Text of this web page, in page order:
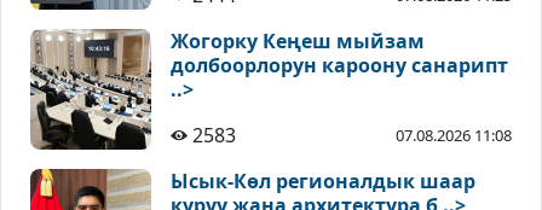
Жогорку Кеңеш мыйзам
долбоорлорун кароону санарипт
..>
2583
07.08.2026 11:08
Ысык-Көл регионалдык шаар